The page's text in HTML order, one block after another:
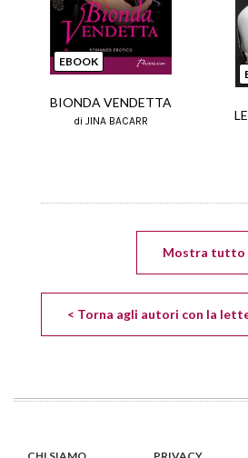
EBOOK
BIONDA VENDETTA
di JINA BACARR
Mostra tutto
< Torna agli autori con la